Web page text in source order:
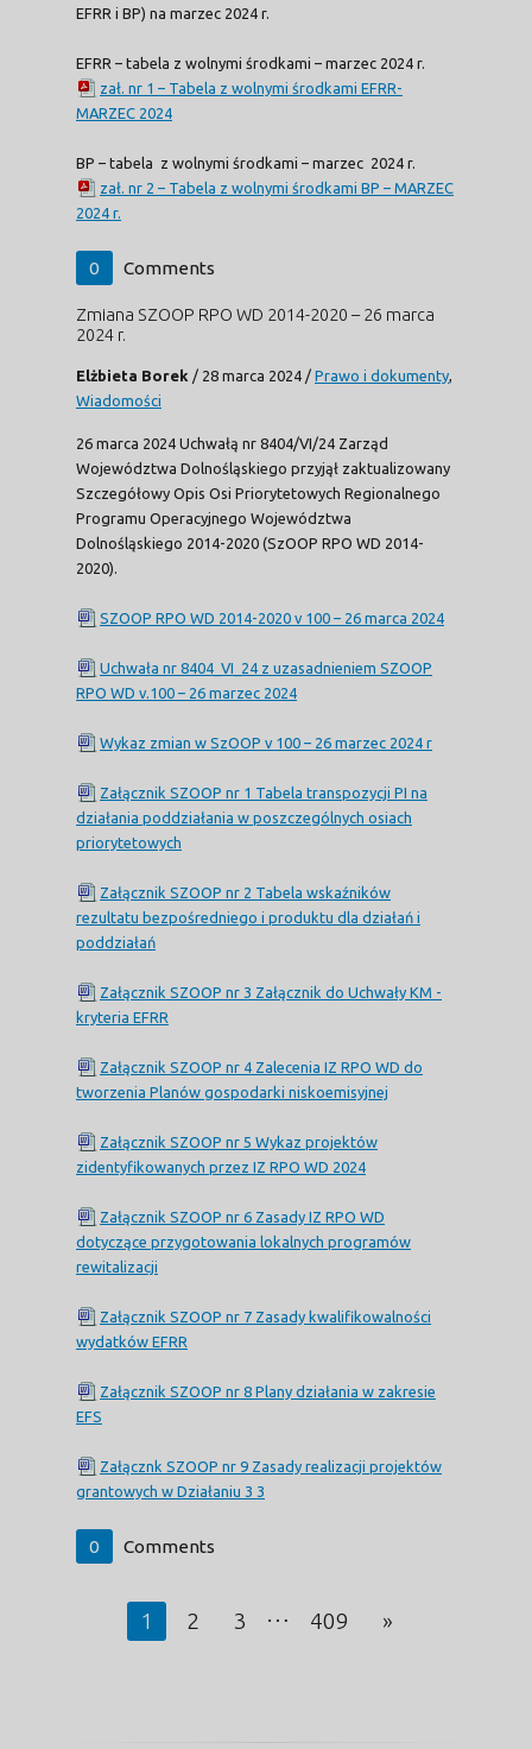
EFRR i BP) na marzec 2024 r.
EFRR – tabela z wolnymi środkami – marzec 2024 r.
zał. nr 1 – Tabela z wolnymi środkami EFRR-
MARZEC 2024
BP – tabela z wolnymi środkami – marzec 2024 r.
zał. nr 2 – Tabela z wolnymi środkami BP – MARZEC
2024 r.
0 Comments
Zmiana SZOOP RPO WD 2014-2020 – 26 marca
2024 r.
Elżbieta Borek / 28 marca 2024 / Prawo i dokumenty
Wiadomości
26 marca 2024 Uchwałą nr 8404/VI/24 Zarząd
Województwa Dolnośląskiego przyjął zaktualizowany
Szczegółowy Opis Osi Priorytetowych Regionalnego
Programu Operacyjnego Województwa
Dolnośląskiego 2014-2020 (SzOOP RPO WD 2014-
2020).
SZOOP RPO WD 2014-2020 v 100 – 26 marca 2024
Uchwała nr 8404_VI_24 z uzasadnieniem SZOOP
RPO WD v.100 – 26 marzec 2024
Wykaz zmian w SzOOP v 100 – 26 marzec 2024 r
Załącznik SZOOP nr 1 Tabela transpozycji PI na
działania poddziałania w poszczególnych osiach
priorytetowych
Załącznik SZOOP nr 2 Tabela wskaźników
rezultatu bezpośredniego i produktu dla działań i
poddziałań
Załącznik SZOOP nr 3 Załącznik do Uchwały KM -
kryteria EFRR
Załącznik SZOOP nr 4 Zalecenia IZ RPO WD do
tworzenia Planów gospodarki niskoemisyjnej
Załącznik SZOOP nr 5 Wykaz projektów
zidentyfikowanych przez IZ RPO WD 2024
Załącznik SZOOP nr 6 Zasady IZ RPO WD
dotyczące przygotowania lokalnych programów
rewitalizacji
Załącznik SZOOP nr 7 Zasady kwalifikowalności
wydatków EFRR
Załącznik SZOOP nr 8 Plany działania w zakresie
EFS
Załącznk SZOOP nr 9 Zasady realizacji projektów
grantowych w Działaniu 3 3
0 Comments
1 2 3 … 409 »